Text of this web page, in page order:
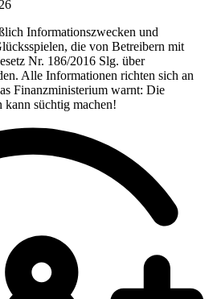
Informationszwecken und
die von Betreibern mit
Nr. 186/2016 Slg. über
Alle Informationen richten sich an
Finanzministerium warnt: Die
kann süchtig machen!